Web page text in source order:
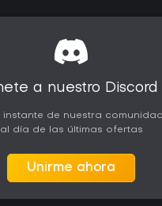
a nuestro Discord
de nuestra
al día de las últimas ofertas
Unirme ahora